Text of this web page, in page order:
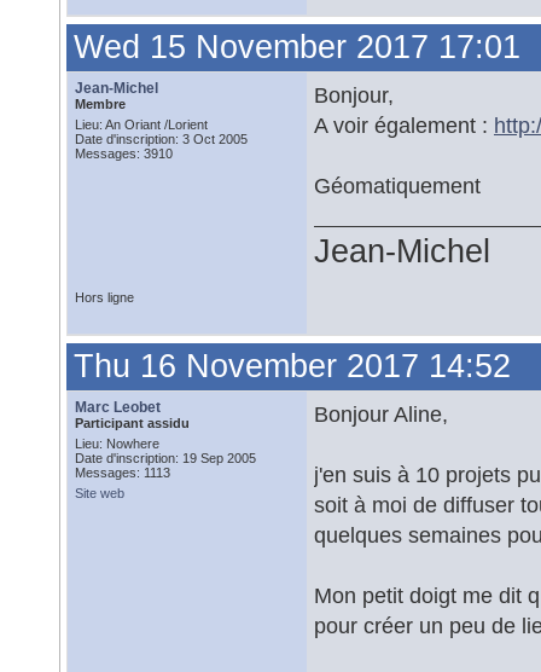
Wed 15 November 2017 17:01
Jean-Michel
Membre
Lieu: An Oriant /Lorient
Date d'inscription: 3 Oct 2005
Messages: 3910
Bonjour,
A voir également :
Géomatiquement
Jean-Michel
Hors ligne
Thu 16 November 2017 14:52
Marc Leobet
Participant assidu
Lieu: Nowhere
Date d'inscription: 19 Sep 2005
Messages: 1113
Site web
Bonjour Aline,
j'en suis à 10 projets
soit à moi de diffuser
quelques semaines
Mon petit doigt me dit
pour créer un peu de